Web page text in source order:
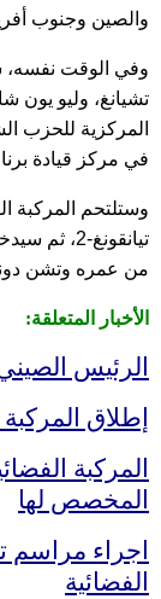
والصين وجنوب
وفي الوقت نفسه،
تشيانغ، وليو يون
المركزية للحزب
في مركز قيادة
من عمره وتشن دونغ البالغ 38 عاما من
الأخبار المتعلقة:
الرئيس
إطلاق المركبة
المخصص لها
الفضائية